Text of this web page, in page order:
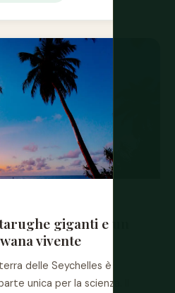
giganti e un
vivente
delle Seychelles è
unica per la scienza. Il